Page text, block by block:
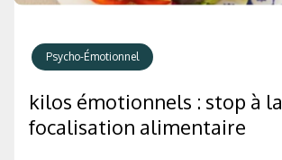
Psycho-Émotionnel
kilos émotionnels : stop à la
focalisation alimentaire